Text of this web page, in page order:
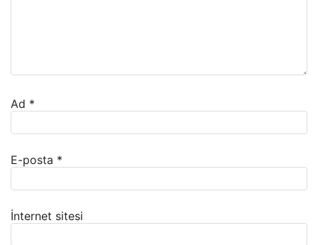
Ad *
E-posta *
İnternet sitesi